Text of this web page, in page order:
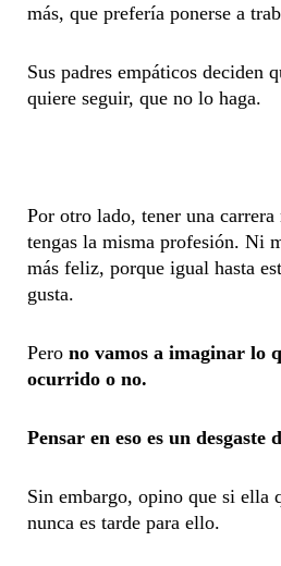
más, que prefería ponerse a
Sus padres empáticos deciden
quiere seguir, que no lo haga.
Por otro lado, tener una carrera
tengas la misma profesión. Ni
más feliz, porque igual hasta
gusta.
Pero no vamos a imaginar lo
ocurrido o no.
Pensar en eso es un desgaste
Sin embargo, opino que si ella
nunca es tarde para ello.